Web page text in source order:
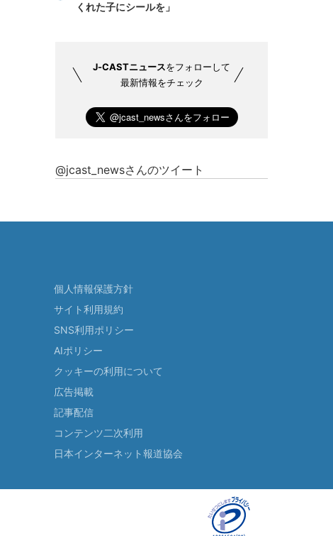
くれた子にシールを」
J-CASTニュースをフォローして
最新情報をチェック
@jcast_newsさんのツイート
個人情報保護方針
サイト利用規約
SNS利用ポリシー
AIポリシー
クッキーの利用について
広告掲載
記事配信
コンテンツ二次利用
日本インターネット報道協会